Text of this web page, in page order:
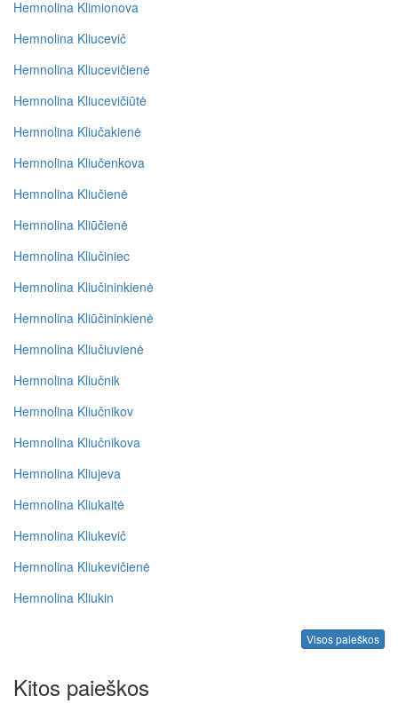
Hemnolina Klimionova
Hemnolina Kliucevič
Hemnolina Kliucevičienė
Hemnolina Kliucevičiūtė
Hemnolina Kliučakienė
Hemnolina Kliučenkova
Hemnolina Kliučienė
Hemnolina Kliūčienė
Hemnolina Kliučiniec
Hemnolina Kliučininkienė
Hemnolina Kliūčininkienė
Hemnolina Kliučiuvienė
Hemnolina Kliučnik
Hemnolina Kliučnikov
Hemnolina Kliučnikova
Hemnolina Kliujeva
Hemnolina Kliukaitė
Hemnolina Kliukevič
Hemnolina Kliukevičienė
Hemnolina Kliukin
Visos paieškos
Kitos paieškos